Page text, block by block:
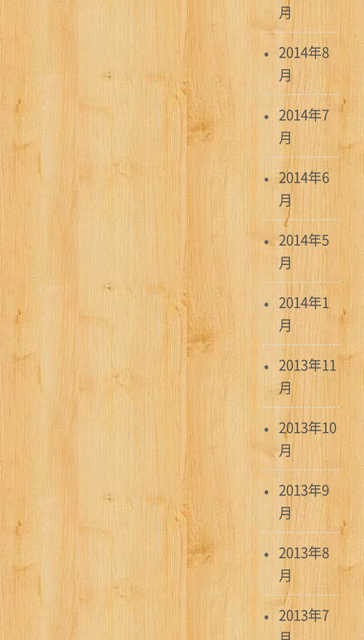
月
2014年8
月
2014年7
月
2014年6
月
2014年5
月
2014年1
月
2013年11
月
2013年10
月
2013年9
月
2013年8
月
2013年7